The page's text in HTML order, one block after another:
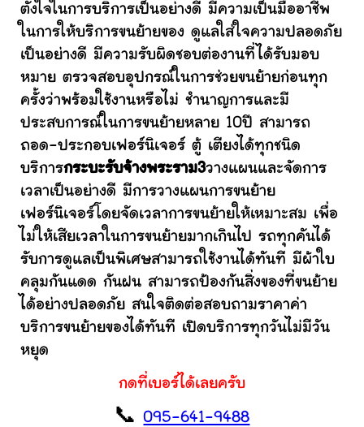
ตั้งใจในการบริการเป็นอย่างดี มีความเป็นมืออาชีพ
ในการให้บริการขนย้ายของ ดูแลใส่ใจความปลอดภัย
เป็นอย่างดี มีความรับผิดชอบต่องานที่ได้รับมอบ
หมาย ตรวจสอบอุปกรณ์ในการช่วยขนย้ายก่อนทุก
ครั้งว่าพร้อมใช้งานหรือไม่ ชำนาญการและมี
ประสบการณ์ในการขนย้ายหลาย 10ปี สามารถ
ถอด-ประกอบเฟอร์นิเจอร์ ตู้ เตียงได้ทุกชนิด
บริการกระบะรับจ้างพระราม3วางแผนและจัดการ
เวลาเป็นอย่างดี มีการวางแผนการขนย้าย
เฟอร์นิเจอร์โดยจัดเวลาการขนย้ายให้เหมาะสม เพื่อ
ไม่ให้เสียเวลาในการขนย้ายมากเกินไป รถทุกคันได้
รับการดูแลเป็นพิเศษสามารถใช้งานได้ทันที มีผ้าใบ
คลุมกันแดด กันฝน สามารถป้องกันสิ่งของที่ขนย้าย
ได้อย่างปลอดภัย สนใจติดต่อสอบถามราคาค่า
บริการขนย้ายของได้ทันที เปิดบริการทุกวันไม่มีวัน
หยุด
กดที่เบอร์ได้เลยครับ
📞095-641-9488